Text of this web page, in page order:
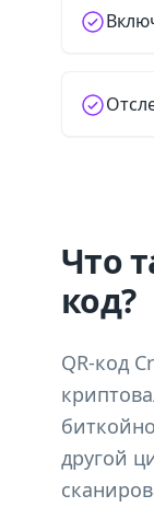
Что
код?
QR-код
другой